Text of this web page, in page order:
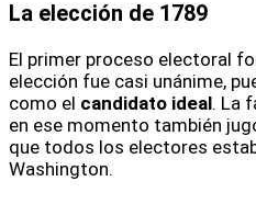
La elección de 1789
El primer proceso electoral
elección fue casi unánime,
como el candidato ideal. La
en ese momento también
que todos los electores
Washington.